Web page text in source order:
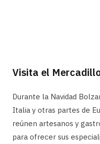
Visita el
Durante la Navidad
Italia y otras partes de
reúnen artesanos y
para ofrecer sus